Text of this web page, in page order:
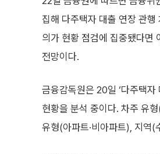
집해 다주택자 대출 연장 관
의가 현황 점검에 집중됐다면
전망이다.
금융감독원은 20일 ‘다주택
현황을 분석 중이다. 차주 유
유형(아파트·비아파트), 지역(